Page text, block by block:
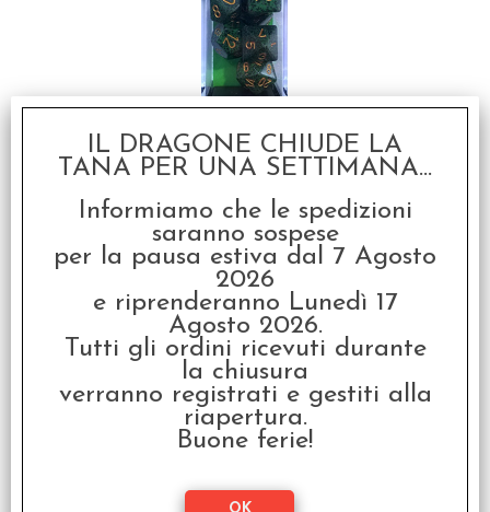
Set Dadi Speckled -
Golden Recon
€ 5,99
€ 4,79
Giallo/Nero
SCONTO 20%
IL DRAGONE CHIUDE LA
TANA PER UNA SETTIMANA...
Informiamo che le spedizioni
saranno sospese
per la pausa estiva dal 7 Agosto
2026
e riprenderanno Lunedì 17
Agosto 2026.
Tutti gli ordini ricevuti durante
la chiusura
verranno registrati e gestiti alla
riapertura.
Buone ferie!